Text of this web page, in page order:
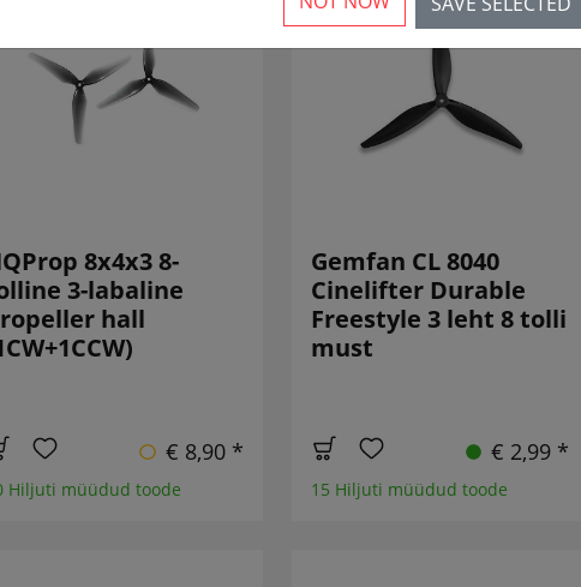
8x4x3 8-
3-labaline
hall
€ 8,90 *
Hiljuti müüdud toode
Gemfan CL 8040
Cinelifter Durable
Freestyle 3 leht 8 tolli
must
€ 2,99 *
15 Hiljuti müüdud toode